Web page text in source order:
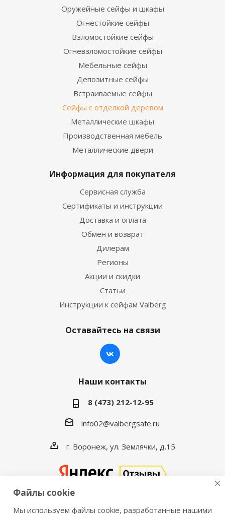
Оружейные сейфы и шкафы
Огнестойкие сейфы
Взломостойкие сейфы
Огневзломостойкие сейфы
Мебельные сейфы
Депозитные сейфы
Встраиваемые сейфы
Сейфы с отделкой деревом
Металлические шкафы
Производственная мебель
Металлические двери
Информация для покупателя
Сервисная служба
Сертификаты и инструкции
Доставка и оплата
Обмен и возврат
Дилерам
Регионы
Акции и скидки
Статьи
Инструкции к сейфам Valberg
Оставайтесь на связи
Наши контакты
8 (473) 212-12-95
info02@valbergsafe.ru
г. Воронеж, ул. Землячки, д.15
Файлы cookie
Мы используем файлы cookie, разработанные нашими